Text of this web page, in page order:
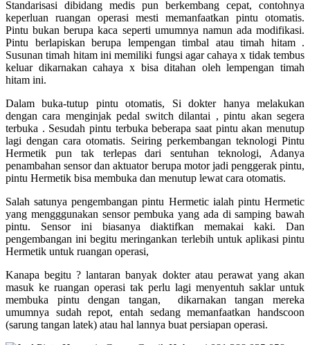
Standarisasi dibidang medis pun berkembang cepat, contohnya
keperluan ruangan operasi mesti memanfaatkan pintu otomatis.
Pintu bukan berupa kaca seperti umumnya namun ada modifikasi.
Pintu berlapiskan berupa lempengan timbal atau timah hitam .
Susunan timah hitam ini memiliki fungsi agar cahaya x tidak tembus
keluar dikarnakan cahaya x bisa ditahan oleh lempengan timah
hitam ini.
Dalam buka-tutup pintu otomatis, Si dokter hanya melakukan
dengan cara menginjak pedal switch dilantai , pintu akan segera
terbuka . Sesudah pintu terbuka beberapa saat pintu akan menutup
lagi dengan cara otomatis. Seiring perkembangan teknologi Pintu
Hermetik pun tak terlepas dari sentuhan teknologi, Adanya
penambahan sensor dan aktuator berupa motor jadi penggerak pintu,
pintu Hermetik bisa membuka dan menutup lewat cara otomatis.
Salah satunya pengembangan pintu Hermetic ialah pintu Hermetic
yang mengggunakan sensor pembuka yang ada di samping bawah
pintu. Sensor ini biasanya diaktifkan memakai kaki. Dan
pengembangan ini begitu meringankan terlebih untuk aplikasi pintu
Hermetik untuk ruangan operasi,
Kanapa begitu ? lantaran banyak dokter atau perawat yang akan
masuk ke ruangan operasi tak perlu lagi menyentuh saklar untuk
membuka pintu dengan tangan, dikarnakan tangan mereka
umumnya sudah repot, entah sedang memanfaatkan handscoon
(sarung tangan latek) atau hal lannya buat persiapan operasi.